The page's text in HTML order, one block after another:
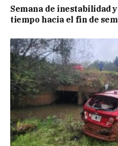
Semana de inestabilidad
tiempo hacia el fin de